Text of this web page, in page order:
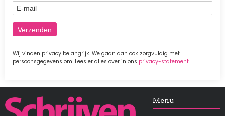
E-mail
Wij vinden privacy belangrijk. We gaan dan ook zorgvuldig met
persoonsgegevens om. Lees er alles over in ons privacy-statement.
Afbeelding Menu